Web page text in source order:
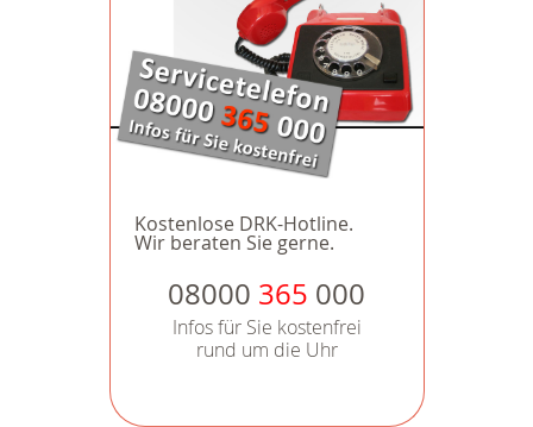
Kostenlose DRK-Hotline.
Wir beraten Sie gerne.
08000 365 000
Infos für Sie kostenfrei
rund um die Uhr